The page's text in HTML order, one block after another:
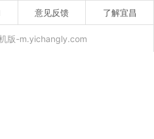
意见反馈 了解宜昌
版-m.yichangly.com